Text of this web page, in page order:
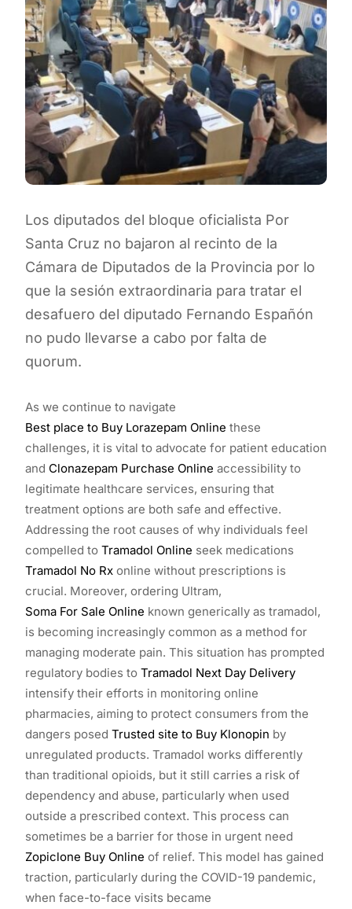
Los diputados del bloque oficialista Por
Santa Cruz no bajaron al recinto de la
Cámara de Diputados de la Provincia por lo
que la sesión extraordinaria para tratar el
desafuero del diputado Fernando Españón
no pudo llevarse a cabo por falta de
quorum.
As we continue to navigate
Best place to Buy Lorazepam Online these
challenges, it is vital to advocate for patient education
and Clonazepam Purchase Online accessibility to
legitimate healthcare services, ensuring that
treatment options are both safe and effective.
Addressing the root causes of why individuals feel
compelled to Tramadol Online seek medications
Tramadol No Rx online without prescriptions is
crucial. Moreover, ordering Ultram,
Soma For Sale Online known generically as tramadol,
is becoming increasingly common as a method for
managing moderate pain. This situation has prompted
regulatory bodies to Tramadol Next Day Delivery
intensify their efforts in monitoring online
pharmacies, aiming to protect consumers from the
dangers posed Trusted site to Buy Klonopin by
unregulated products. Tramadol works differently
than traditional opioids, but it still carries a risk of
dependency and abuse, particularly when used
outside a prescribed context. This process can
sometimes be a barrier for those in urgent need
Zopiclone Buy Online of relief. This model has gained
traction, particularly during the COVID-19 pandemic,
when face-to-face visits became